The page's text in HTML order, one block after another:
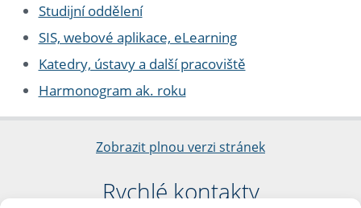
Studijní oddělení
SIS, webové aplikace, eLearning
Katedry, ústavy a další pracoviště
Harmonogram ak. roku
Zobrazit plnou verzi stránek
Rychlé kontakty